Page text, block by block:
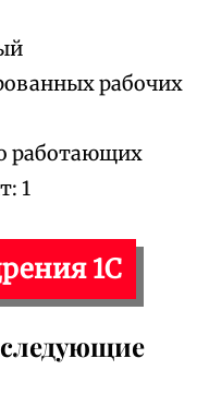
рабочих
работающих
1
1С